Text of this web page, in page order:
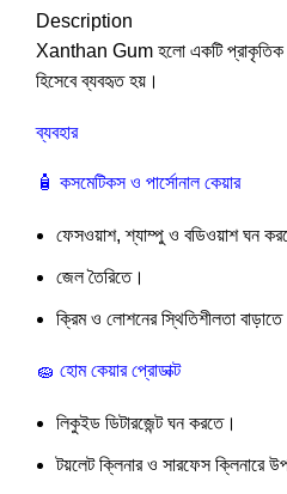
Description
Xanthan Gum হলো একটি প্রাকৃতিক
হিসেবে ব্যবহৃত হয়।
ব্যবহার
🧴 কসমেটিকস ও পার্সোনাল কেয়ার
ফেসওয়াশ, শ্যাম্পু ও বডিওয়াশ ঘন
জেল তৈরিতে।
ক্রিম ও লোশনের স্থিতিশীলতা
🧽 হোম কেয়ার প্রোডাক্ট
লিকুইড ডিটারজেন্ট ঘন করতে।
টয়লেট ক্লিনার ও সারফেস ক্লিনারে